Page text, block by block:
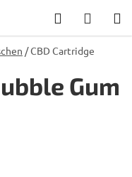
Suchen
/CBD Cartridge
Gum